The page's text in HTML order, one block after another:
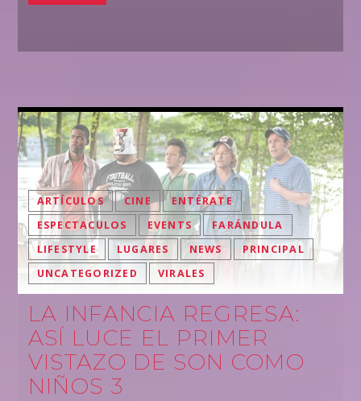
ARTÍCULOS CINE
ENTÉRATE
ESPECTACULOS
EVENTS
FARÁNDULA
LIFESTYLE
LUGARES NEWS
PRINCIPAL
UNCATEGORIZED
VIRALES
LA INFANCIA REGRESA:
ASÍ LUCE EL PRIMER
VISTAZO DE SON COMO
NIÑOS 3